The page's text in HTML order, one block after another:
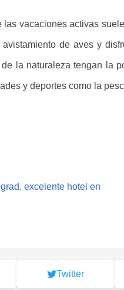
las vacaciones activas
de aves y
la naturaleza tengan la
y deportes como la
excelente hotel en
Twitter